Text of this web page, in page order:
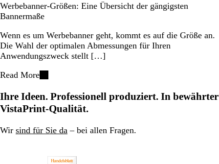
Werbebanner-Größen: Eine Übersicht der gängigsten
Bannermaße
Wenn es um Werbebanner geht, kommt es auf die Größe an.
Die Wahl der optimalen Abmessungen für Ihren
Anwendungszweck stellt […]
Read More
Ihre Ideen. Professionell produziert. In bewährter
VistaPrint-Qualität.
Wir sind für Sie da – bei allen Fragen.